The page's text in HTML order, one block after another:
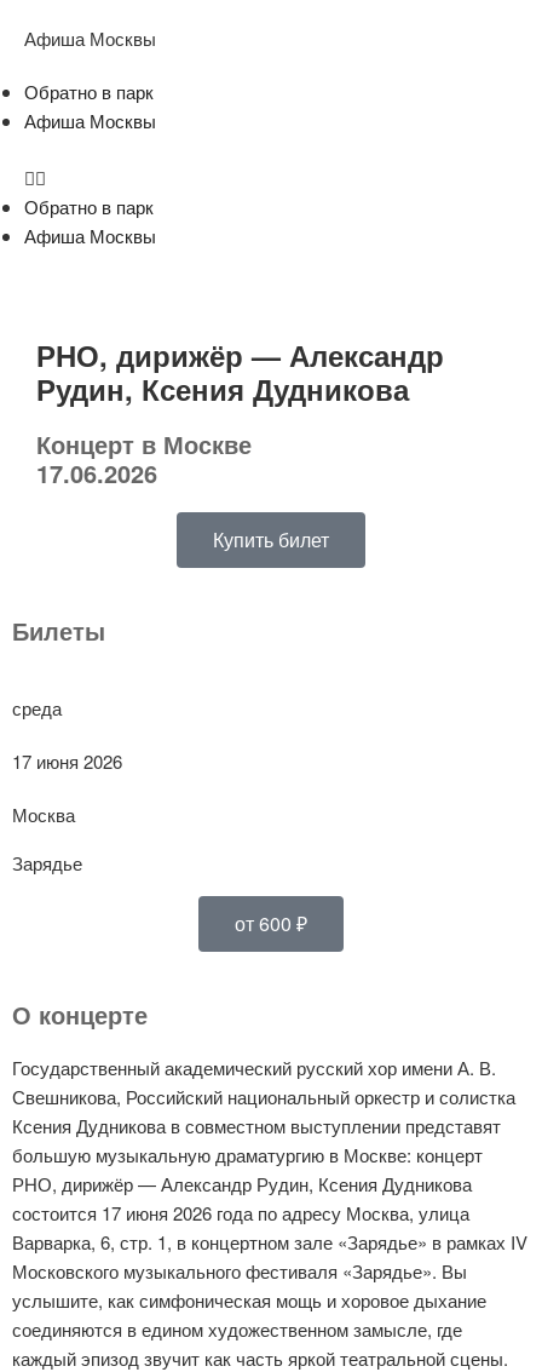
Афиша Москвы
Обратно в парк
Афиша Москвы
Обратно в парк
Афиша Москвы
РНО, дирижёр — Александр
Рудин, Ксения Дудникова
Концерт в Москве
17.06.2026
Купить билет
Билеты
среда
17 июня 2026
Москва
Зарядье
от 600 ₽
О концерте
Государственный академический русский хор имени А. В.
Свешникова, Российский национальный оркестр и солистка
Ксения Дудникова в совместном выступлении представят
большую музыкальную драматургию в Москве: концерт
РНО, дирижёр — Александр Рудин, Ксения Дудникова
состоится 17 июня 2026 года по адресу Москва, улица
Варварка, 6, стр. 1, в концертном зале «Зарядье» в рамках IV
Московского музыкального фестиваля «Зарядье». Вы
услышите, как симфоническая мощь и хоровое дыхание
соединяются в едином художественном замысле, где
каждый эпизод звучит как часть яркой театральной сцены.